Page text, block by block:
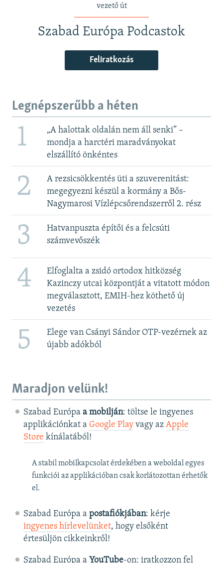
vezető út
Szabad Európa Podcastok
Feliratkozás
Legnépszerűbb a héten
1
„A halottak oldalán nem áll senki” –
mondja a harctéri maradványokat
elszállító önkéntes
2
A rezsicsökkentés üti a szuverenitást:
megegyezni készül a kormány a Bős-
Nagymarosi Vízlépcsőrendszerről 2. rész
3
Hatvanpuszta építői és a felcsúti
számvevőszék
4
Elfoglalta a zsidó ortodox hitközség
Kazinczy utcai központját a vitatott módon
megválasztott, EMIH-hez köthető új
vezetés
5
Elege van Csányi Sándor OTP-vezérnek az
újabb adókból
Maradjon velünk!
Szabad Európa a mobilján: töltse le ingyenes
applikációnkat a Google Playvagy az Apple
Store kínálatából!
A stabil mobilkapcsolat érdekében a weboldal egyes
funkciói az applikációban csak korlátozottan érhetők
el.
Szabad Európa a postafiókjában: kérje
ingyenes hírlevelünket, hogy elsőként
értesüljön cikkeinkről!
Szabad Európa a YouTube-on: iratkozzon fel